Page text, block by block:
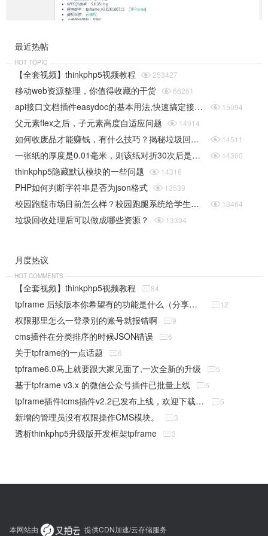
最近热帖
HOT TOPIC
【全套视频】thinkphp5视频教程  253427
移动web资源整理，你值得收藏的干货  66261
api接口文档插件easydoc的基本用法,快速搞定接口文档  15094
父元素flex之后，子元素高度自适应问题  14914
如何收废品才能赚钱，有什么技巧？揭秘垃圾回收行业的一些规则  14511
一张纸的厚度是0.01毫米，则该纸对折30次后是多厚（据说超过珠穆朗玛峰的高度）php实现  14360
thinkphp5隐藏默认模块的一些问题  14316
PHP如何判断字符串是否为json格式  13539
校园跑腿市场目前怎么样？校园跑腿系统给学生带来了哪些便捷？  13464
垃圾回收处理后可以做成哪些资源？  13394
月度热议
HOT COMMENTS
【全套视频】thinkphp5视频教程 84
tpframe 后续版本你希望有的功能是什么（分享贴） 12
权限那里怎么一登录别的账号就报错啊 9
cms插件在分类排序的时候JSON错误 6
关于tpframe的一点话题 6
tpframe6.0马上就要跟大家见面了,一次全新的升级 5
基于tpframe v3.x 的微信公众号插件已批量上线 5
tpframe插件tcms插件v2.2已发布上线，欢迎下载使用 5
新增的管理员没有权限操作CMS模块。 3
透析thinkphp5升级版开发框架tpframe 3
本网站由 提供CDN加速/云存储服务